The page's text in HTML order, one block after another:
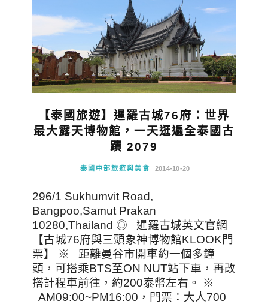
【泰國旅遊】暹羅古城76府：世界
最大露天博物館，一天逛遍全泰國古
蹟 2079
泰國中部旅遊與美食 2014-10-20
296/1 Sukhumvit Road,
Bangpoo,Samut Prakan
10280,Thailand ◎ 暹羅古城英文官網
【古城76府與三頭象神博物館KLOOK門
票】 ※ 距離曼谷市開車約一個多鐘
頭，可搭乘BTS至ON NUT站下車，再改
搭計程車前往，約200泰幣左右。 ※
AM09:00~PM16:00，門票：大人700